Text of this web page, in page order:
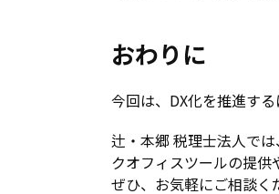
おわりに
今回は、DX化を推進す
辻・本郷 税理士法人で
クオフィスツールの提供
ぜひ、お気軽にご相談く